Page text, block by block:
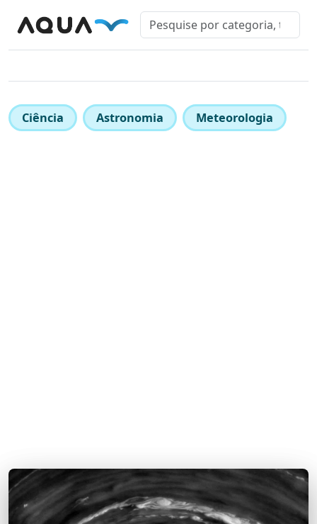
Ciência Astronomia Meteorologia